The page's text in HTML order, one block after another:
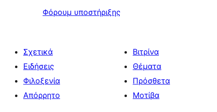
Φόρουμ υποστήριξης
Σχετικά
Ειδήσεις
Φιλοξενία
Απόρρητο
Βιτρίνα
Θέματα
Πρόσθετα
Μοτίβα